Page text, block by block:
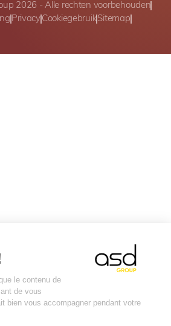
2026 - Alle rechten voorbehouden
Privacy CookiegebruikSitemap